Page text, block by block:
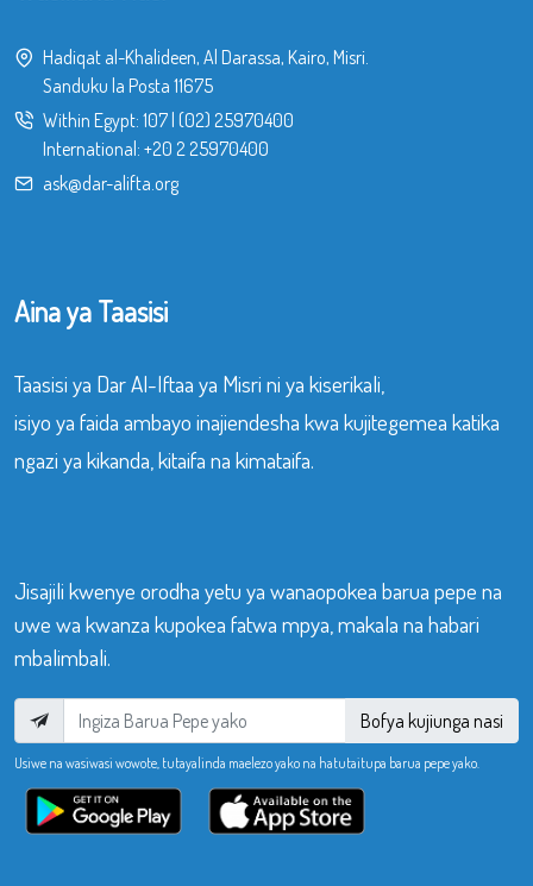
Hadiqat al-Khalideen, Al Darassa, Kairo, Misri.
Sanduku la Posta 11675
Within Egypt: 107| (02) 25970400
International: +20 2 25970400
ask@dar-alifta.org
Aina ya Taasisi
Taasisi ya Dar Al-Iftaa ya Misri ni ya kiserikali,
isiyo ya faida ambayo inajiendesha kwa kujitegemea katika
ngazi ya kikanda, kitaifa na kimataifa.
Jisajili kwenye orodha yetu ya wanaopokea barua pepe na
uwe wa kwanza kupokea fatwa mpya, makala na habari
mbalimbali.
Bofya kujiunga nasi
Usiwe na wasiwasi wowote, tutayalinda maelezo yako na hatutaitupa barua pepe yako.